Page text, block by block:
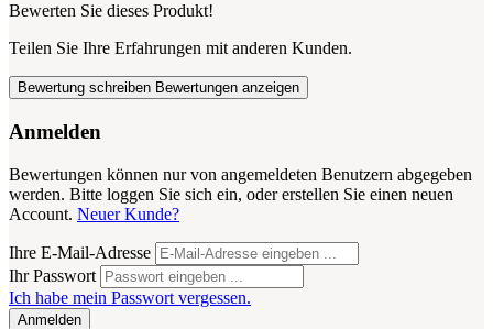
Bewerten Sie dieses Produkt!
Teilen Sie Ihre Erfahrungen mit anderen Kunden.
Bewertung schreiben Bewertungen anzeigen
Anmelden
Bewertungen können nur von angemeldeten Benutzern abgegeben
werden. Bitte loggen Sie sich ein, oder erstellen Sie einen neuen
Account. Neuer Kunde?
Ihre E-Mail-Adresse
Ihr Passwort
Ich habe mein Passwort vergessen.
Anmelden